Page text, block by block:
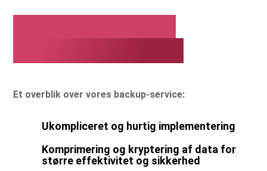
Et overblik over vores backup-service:
Ukompliceret og hurtig implementering
Komprimering og kryptering af data for
større effektivitet og sikkerhed